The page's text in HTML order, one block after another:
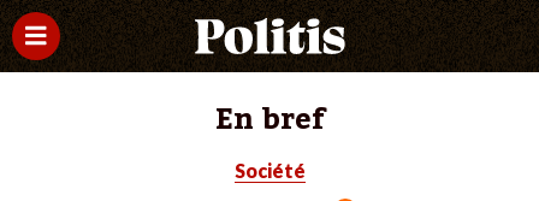
En bref
Société